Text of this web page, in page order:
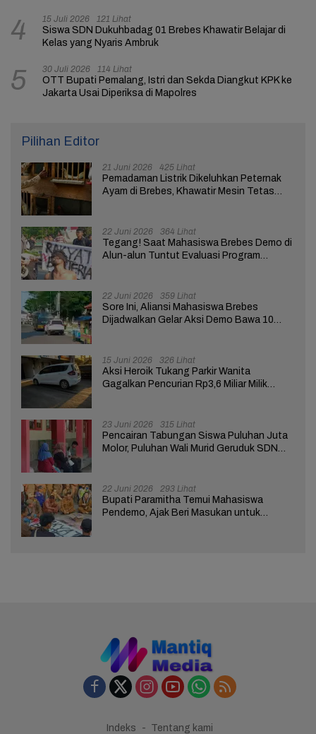
4 15 Juli 2026 121 Lihat
Siswa SDN Dukuhbadag 01 Brebes Khawatir Belajar di
Kelas yang Nyaris Ambruk
5 30 Juli 2026 114 Lihat
OTT Bupati Pemalang, Istri dan Sekda Diangkut KPK ke
Jakarta Usai Diperiksa di Mapolres
Pilihan Editor
21 Juni 2026 425 Lihat
Pemadaman Listrik Dikeluhkan Peternak
Ayam di Brebes, Khawatir Mesin Tetas
22 Juni 2026 364 Lihat
Tegang! Saat Mahasiswa Brebes Demo di
Alun-alun Tuntut Evaluasi Program
22 Juni 2026 359 Lihat
Sore Ini, Aliansi Mahasiswa Brebes
Dijadwalkan Gelar Aksi Demo Bawa 10
15 Juni 2026 326 Lihat
Aksi Heroik Tukang Parkir Wanita
Gagalkan Pencurian Rp3,6 Miliar Milik
23 Juni 2026 315 Lihat
Pencairan Tabungan Siswa Puluhan Juta
Molor, Puluhan Wali Murid Geruduk SDN
22 Juni 2026 293 Lihat
Bupati Paramitha Temui Mahasiswa
Pendemo, Ajak Beri Masukan untuk
Indeks
Tentang kami